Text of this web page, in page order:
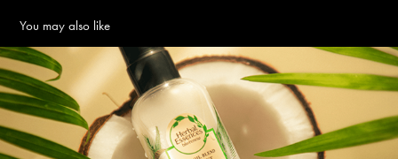
You may also like
Herbal Essences